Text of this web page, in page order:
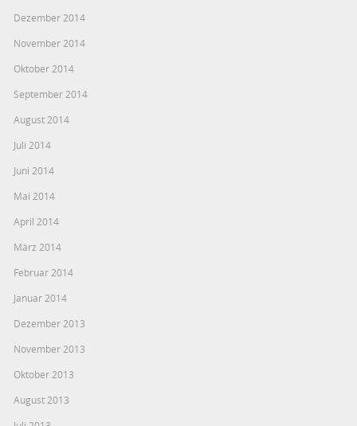
Dezember 2014
November 2014
Oktober 2014
September 2014
August 2014
Juli 2014
Juni 2014
Mai 2014
April 2014
März 2014
Februar 2014
Januar 2014
Dezember 2013
November 2013
Oktober 2013
August 2013